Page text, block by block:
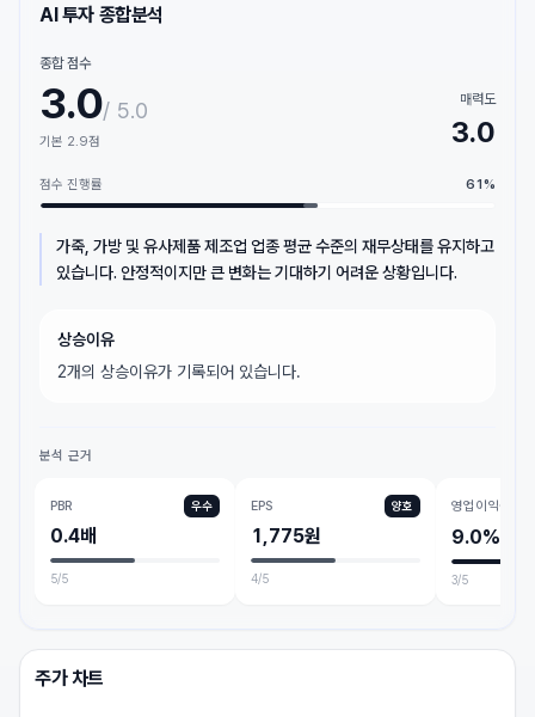
AI 투자 종합분석
종합 점수
3.0/ 5.0
기본 2.9점
매력도
3.0
점수 진행률 61%
가죽, 가방 및 유사제품 제조업 업종 평균 수준의 재무상태를 유지하고
있습니다. 안정적이지만 큰 변화는 기대하기 어려운 상황입니다.
상승이유
2개의 상승이유가 기록되어 있습니다.
분석 근거
PBR 우수
0.4배
5/5
EPS 양호
1,775원
4/5
영업이익률
9.0%
3/5
주가 차트